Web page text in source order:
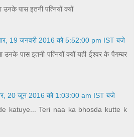
उनके पास इतनी पत्नियों क्यों
19 जनवरी 2016 को 5:52:00 pm IST बजे
उनके पास इतनी पत्नियों क्यों यही ईश्वर के पैगम्बर
20 जून 2016 को 1:03:00 am IST बजे
katuye... Teri naa ka bhosda kutte k